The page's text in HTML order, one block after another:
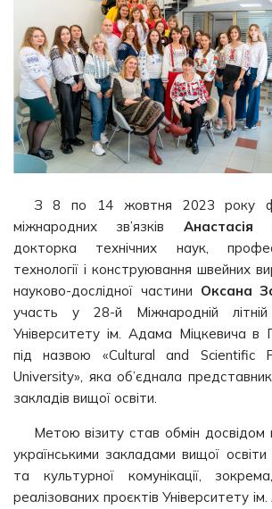
З 8 по 14 жовтня 2023 року
міжнародних зв’язків Анастасія
докторка технічних наук,
технології і конструювання швейних
науково-дослідної частини Оксана
участь у 28-й Міжнародній
Університету ім. Адама Міцкевича в
під назвою «Cultural and Scientific
University», яка об’єднала
закладів вищої освіти.
Метою візиту став обмін досвідом
українськими закладами вищої
та культурної комунікації,
реалізованих проєктів Університету